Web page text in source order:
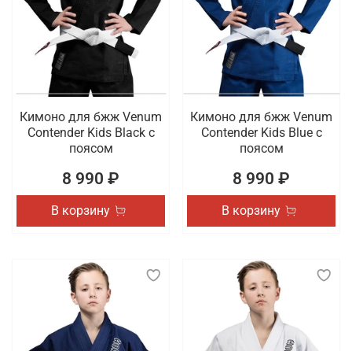
Кимоно для бжж Venum
Contender Kids Black с
поясом
8 990 ₽
В корзину
Кимоно для бжж Venum
Contender Kids Blue с
поясом
8 990 ₽
В корзину